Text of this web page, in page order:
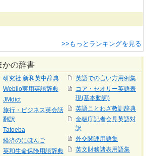
>>もっとランキングを見る
かの辞書
研究社 新和英中辞典
Weblio実用英語辞典
JMdict
旅行・ビジネス英会話
翻訳
Tatoeba
経済のにほんご
英和生命保険用語辞典
英語での言い方用例集
コア・セオリー英語表
現(基本動詞)
英語ことわざ教訓辞典
金融庁記者会見英語対
訳
外交関連用語集
英文財務諸表用語集